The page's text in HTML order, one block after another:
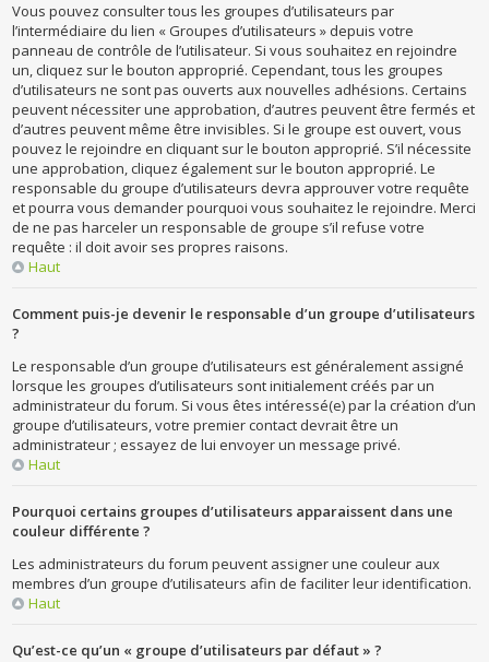
Vous pouvez consulter tous les groupes d’utilisateurs par
l’intermédiaire du lien « Groupes d’utilisateurs » depuis votre
panneau de contrôle de l’utilisateur. Si vous souhaitez en rejoindre
un, cliquez sur le bouton approprié. Cependant, tous les groupes
d’utilisateurs ne sont pas ouverts aux nouvelles adhésions. Certains
peuvent nécessiter une approbation, d’autres peuvent être fermés et
d’autres peuvent même être invisibles. Si le groupe est ouvert, vous
pouvez le rejoindre en cliquant sur le bouton approprié. S’il nécessite
une approbation, cliquez également sur le bouton approprié. Le
responsable du groupe d’utilisateurs devra approuver votre requête
et pourra vous demander pourquoi vous souhaitez le rejoindre. Merci
de ne pas harceler un responsable de groupe s’il refuse votre
requête : il doit avoir ses propres raisons.
Haut
Comment puis-je devenir le responsable d’un groupe d’utilisateurs
?
Le responsable d’un groupe d’utilisateurs est généralement assigné
lorsque les groupes d’utilisateurs sont initialement créés par un
administrateur du forum. Si vous êtes intéressé(e) par la création d’un
groupe d’utilisateurs, votre premier contact devrait être un
administrateur ; essayez de lui envoyer un message privé.
Haut
Pourquoi certains groupes d’utilisateurs apparaissent dans une
couleur différente ?
Les administrateurs du forum peuvent assigner une couleur aux
membres d’un groupe d’utilisateurs afin de faciliter leur identification.
Haut
Qu’est-ce qu’un « groupe d’utilisateurs par défaut » ?